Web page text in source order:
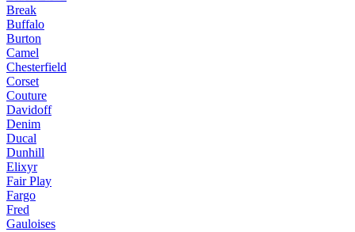
Break
Buffalo
Burton
Camel
Chesterfield
Corset
Couture
Davidoff
Denim
Ducal
Dunhill
Elixyr
Fair Play
Fargo
Fred
Gauloises